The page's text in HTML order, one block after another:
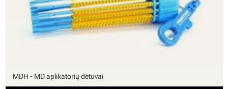
MDH - MD aplikatorių dėtuvai